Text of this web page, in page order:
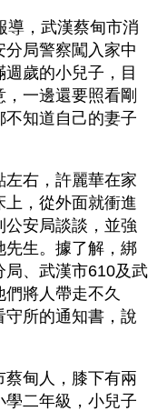
導，武漢蔡甸市消
局警察闖入家中
歲的小兒子，目
一邊還要照看剛
知道自己的妻子
右，許麗華在家
，從外面就衝進
安局談談，並強
先生。據了解，綁
局、武漢市610及武
將人帶走不久
所的通知書，說
甸人，膝下有兩
二年級，小兒子